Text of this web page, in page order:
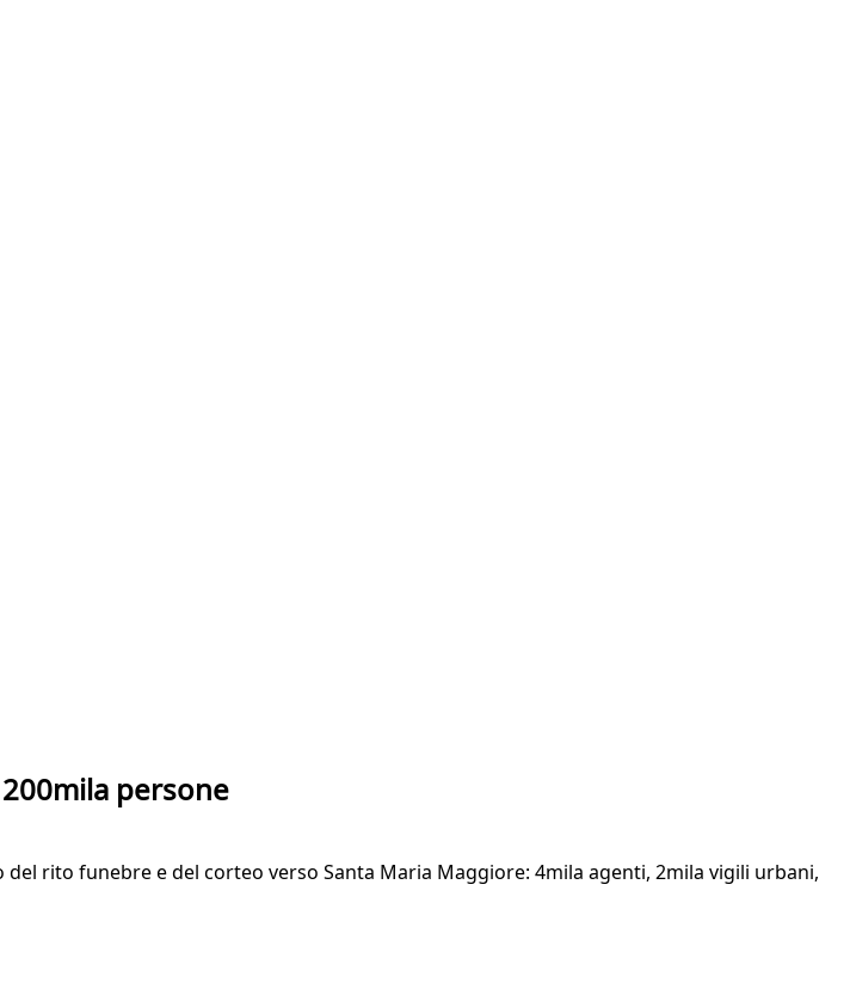
persone
rito funebre e del corteo verso Santa Maria Maggiore: 4mila agenti, 2mila vigili urbani,